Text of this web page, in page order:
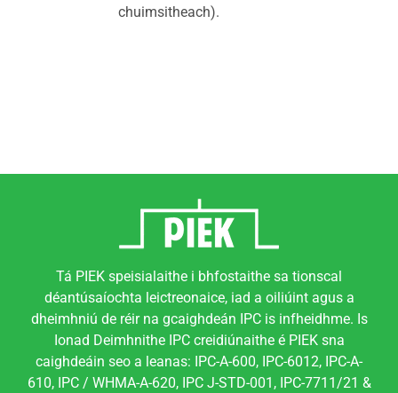
chuimsitheach).
Tá PIEK speisialaithe i bhfostaithe sa tionscal
déantúsaíochta leictreonaice, iad a oiliúint agus a
dheimhniú de réir na gcaighdeán IPC is infheidhme. Is
Ionad Deimhnithe IPC creidiúnaithe é PIEK sna
caighdeáin seo a leanas: IPC-A-600, IPC-6012, IPC-A-
610, IPC / WHMA-A-620, IPC J-STD-001, IPC-7711/21 &